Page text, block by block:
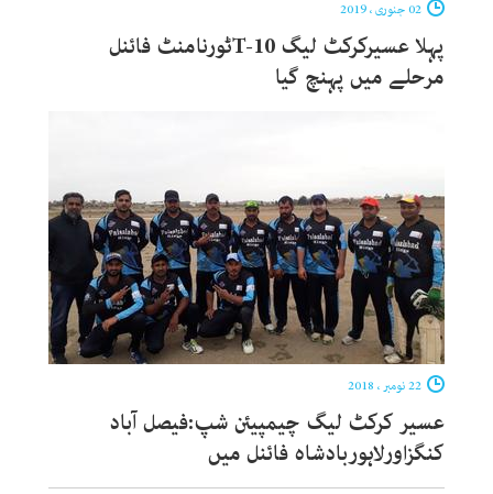
پہلا عسیرکرکٹ لیگ T-10ٹورنامنٹ فائنل
مرحلے میں پہنچ گیا
عسیر کرکٹ لیگ چیمپیئن شپ:فیصل آباد
کنگزاورلاہوربادشاہ فائنل میں